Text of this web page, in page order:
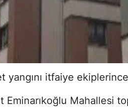
yangını itfaiye
Eminarıkoğlu Mahallesi